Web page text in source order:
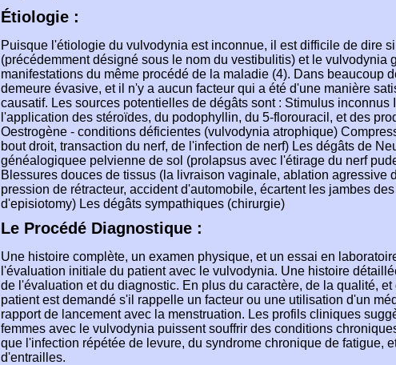
Étiologie :
Puisque l'étiologie du vulvodynia est inconnue, il est difficile de dire
(précédemment désigné sous le nom du vestibulitis) et le vulvodynia
manifestations du même procédé de la maladie (4). Dans beaucoup
demeure évasive, et il n'y a aucun facteur qui a été d'une manière
causatif. Les sources potentielles de dégâts sont : Stimulus inconnus
l'application des stéroïdes, du podophyllin, du 5-florouracil, et des
Oestrogène - conditions déficientes (vulvodynia atrophique)
bout droit, transaction du nerf, de l'infection de nerf) Les dégâts de
généalogiquee pelvienne de sol (prolapsus avec l'étirage du nerf
Blessures douces de tissus (la livraison vaginale, ablation agressive
pression de rétracteur, accident d'automobile, écartent les jambes
d'episiotomy) Les dégâts sympathiques (chirurgie)
Le Procédé Diagnostique :
Une histoire complète, un examen physique, et un essai en
l'évaluation initiale du patient avec le vulvodynia. Une histoire
de l'évaluation et du diagnostic. En plus du caractère, de la qualité,
patient est demandé s'il rappelle un facteur ou une utilisation d'un
rapport de lancement avec la menstruation. Les profils cliniques
femmes avec le vulvodynia puissent souffrir des conditions
que l'infection répétée de levure, du syndrome chronique de fatigue,
d'entrailles.